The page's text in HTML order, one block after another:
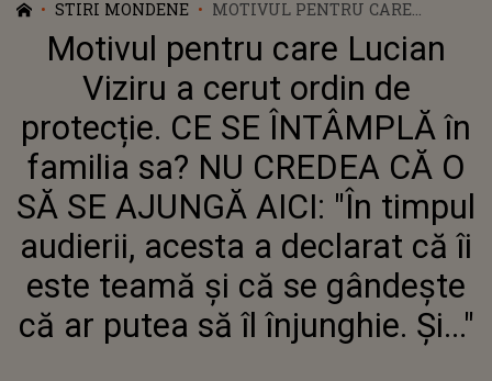
STIRI MONDENE
MOTIVUL PENTRU CARE
LUCIAN VIZIRU A CERUT ORDIN
DE PROTECȚIE. CE SE ÎNTÂMPLĂ
ÎN FAMILIA SA? NU CREDEA CĂ
O SĂ SE AJUNGĂ AICI: "ÎN
TIMPUL AUDIERII, ACESTA A
DECLARAT CĂ ÎI ESTE TEAMĂ ŞI
CĂ SE GÂNDEŞTE CĂ AR PUTEA
SĂ ÎL ÎNJUNGHIE. ŞI..."
Motivul pentru care Lucian
Viziru a cerut ordin de
protecție. CE SE ÎNTÂMPLĂ în
familia sa? NU CREDEA CĂ O
SĂ SE AJUNGĂ AICI: "În timpul
audierii, acesta a declarat că îi
este teamă şi că se gândeşte
că ar putea să îl înjunghie. Şi..."